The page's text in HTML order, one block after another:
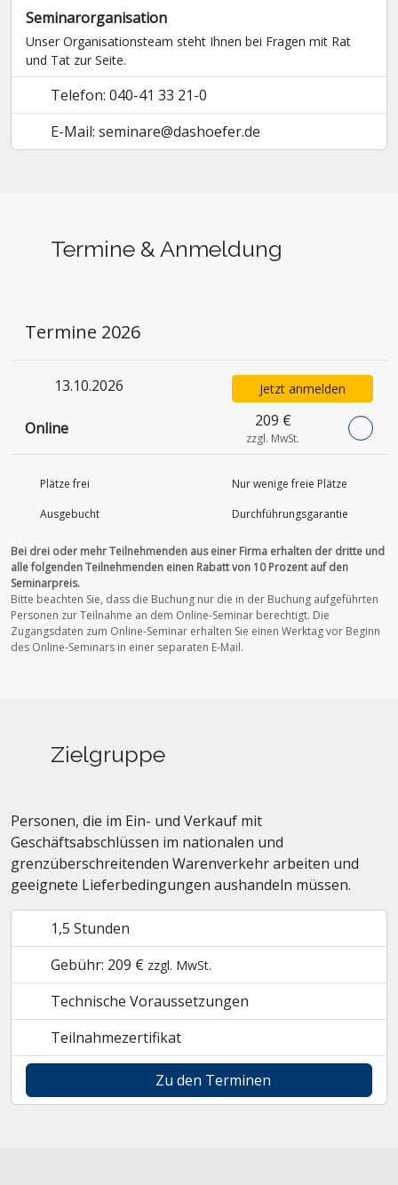
Seminarorganisation
Unser Organisationsteam steht Ihnen bei Fragen mit Rat
und Tat zur Seite.
Telefon: 040-41 33 21-0
E-Mail: seminare@dashoefer.de
Termine & Anmeldung
Termine 2026
13.10.2026
Online 209 €
zzgl. MwSt.
Jetzt anmelden
Plätze frei
Nur wenige freie Plätze
Ausgebucht
Durchführungs­garantie
Bei drei oder mehr Teilnehmenden aus einer Firma erhalten der dritte und
alle folgenden Teilnehmenden einen Rabatt von 10 Prozent auf den
Seminarpreis.
Bitte beachten Sie, dass die Buchung nur die in der Buchung aufgeführten
Personen zur Teilnahme an dem Online-Seminar berechtigt. Die
Zugangsdaten zum Online-Seminar erhalten Sie einen Werktag vor Beginn
des Online-Seminars in einer separaten E-Mail.
Zielgruppe
Personen, die im Ein- und Verkauf mit
Geschäftsabschlüssen im nationalen und
grenzüberschreitenden Warenverkehr arbeiten und
geeignete Lieferbedingungen aushandeln müssen.
1,5 Stunden
Gebühr: 209 € zzgl. MwSt.
Technische Voraussetzungen
Teilnahmezertifikat
Zu den Terminen